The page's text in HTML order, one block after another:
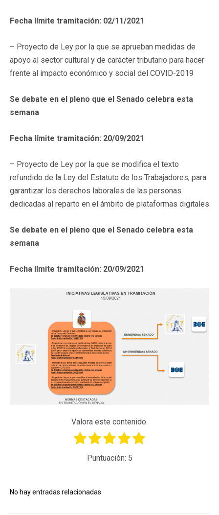
Fecha límite tramitación: 02/11/2021
– Proyecto de Ley por la que se aprueban medidas de
apoyo al sector cultural y de carácter tributario para hacer
frente al impacto económico y social del COVID-2019
Se debate en el pleno que el Senado celebra esta
semana
Fecha límite tramitación: 20/09/2021
– Proyecto de Ley por la que se modifica el texto
refundido de la Ley del Estatuto de los Trabajadores, para
garantizar los derechos laborales de las personas
dedicadas al reparto en el ámbito de plataformas digitales
Se debate en el pleno que el Senado celebra esta
semana
Fecha límite tramitación: 20/09/2021
Valora este contenido.
Puntuación: 5
No hay entradas relacionadas